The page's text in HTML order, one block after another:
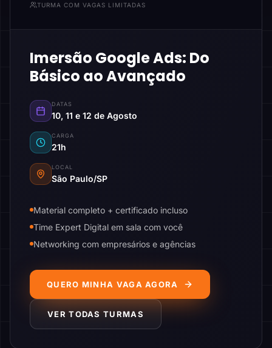
TURMA COM VAGAS LIMITADAS
Imersão Google Ads: Do
Básico ao Avançado
DATAS
10, 11 e 12 de Agosto
CARGA
21h
LOCAL
São Paulo/SP
Material completo + certificado incluso
Time Expert Digital em sala com você
Networking com empresários e agências
QUERO MINHA VAGA AGORA
VER TODAS TURMAS